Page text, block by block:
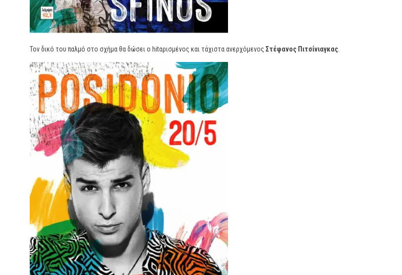
Τον δικό του παλμό στο σχήμα θα δώσει ο hitαρισμένος και τάχιστα ανερχόμενος Στέφανος Πιτσίνιαγκας